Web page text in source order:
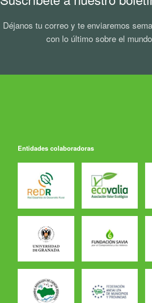
Déjanos tu correo y te enviaremos
con lo último sobre el
Entidades colaboradoras